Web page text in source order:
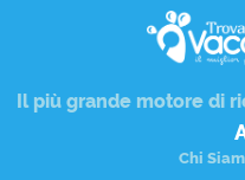
Il più grande motore di
Chi